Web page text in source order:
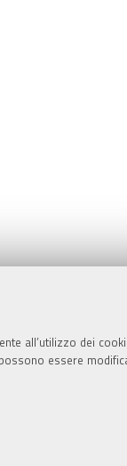
all’utilizzo dei
essere